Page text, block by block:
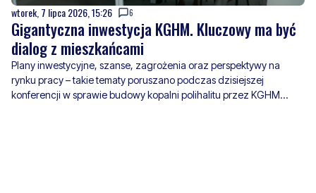
wtorek, 7 lipca 2026, 15:26 6
Gigantyczna inwestycja KGHM. Kluczowy ma być
dialog z mieszkańcami
Plany inwestycyjne, szanse, zagrożenia oraz perspektywy na
rynku pracy – takie tematy poruszano podczas dzisiejszej
konferencji w sprawie budowy kopalni polihalitu przez KGHM